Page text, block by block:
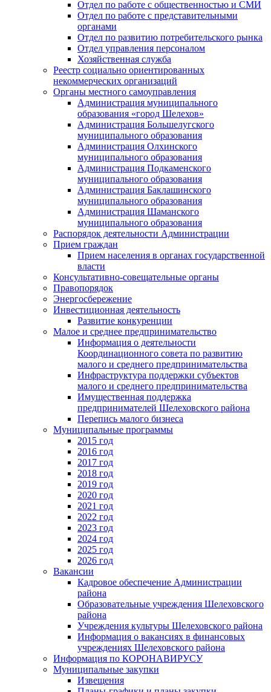
Отдел по работе с общественностью и СМИ
Отдел по работе с представительными
органами
Отдел по развитию потребительского рынка
Отдел управления персоналом
Хозяйственная служба
Реестр социально ориентированных
некоммерческих организаций
Органы местного самоуправления
Администрация муниципального
образования «город Шелехов»
Администрация Большелугского
муниципального образования
Администрация Олхинского
муниципального образования
Администрация Подкаменского
муниципального образования
Администрация Баклашинского
муниципального образования
Администрация Шаманского
муниципального образования
Распорядок деятельности Администрации
Прием граждан
Прием населения в органах государственной
власти
Консультативно-совещательные органы
Правопорядок
Энергосбережение
Инвестиционная деятельность
Развитие конкуренции
Малое и среднее предпринимательство
Информация о деятельности
Координационного совета по развитию
малого и среднего предпринимательства
Инфраструктура поддержки субъектов
малого и среднего предпринимательства
Имущественная поддержка
предпринимателей Шелеховского района
Перепись малого бизнеса
Муниципальные программы
2015 год
2016 год
2017 год
2018 год
2019 год
2020 год
2021 год
2022 год
2023 год
2024 год
2025 год
2026 год
Вакансии
Кадровое обеспечение Администрации
района
Образовательные учреждения Шелеховского
района
Учреждения культуры Шелеховского района
Информация о вакансиях в финансовых
учреждениях Шелеховского района
Информация по КОРОНАВИРУСУ
Муниципальные закупки
Извещения